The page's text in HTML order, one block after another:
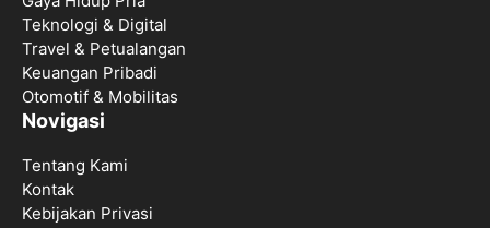
Teknologi & Digital
Travel & Petualangan
Keuangan Pribadi
Otomotif & Mobilitas
Novigasi
Tentang Kami
Kontak
Kebijakan Privasi